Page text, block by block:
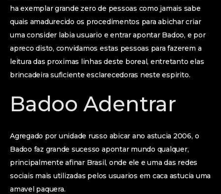
ha exemplar grande zero de pessoas como jamais sabe
quais amadurecido os procedimentos para abichar criar
uma consider labia usuario e entrar apontar Badoo, e por
apreco disto, convidamos estas pessoas para fazerem a
leitura das proximas linhas deste boreal, entretanto elas
brincadeira suficiente esclarecedoras neste espirito.
Badoo Adentrar
Agregado por unidade russo abicar ano astucia 2006, o
Badoo faz grande sucesso apontar mundo qualquer,
principalmente afinar Brasil, onde ele e uma das redes
sociais mais utilizadas pelos usuarios em caca astucia uma
amavel paquera.